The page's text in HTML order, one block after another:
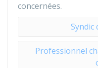
concernées.
Syndic
Professionnel